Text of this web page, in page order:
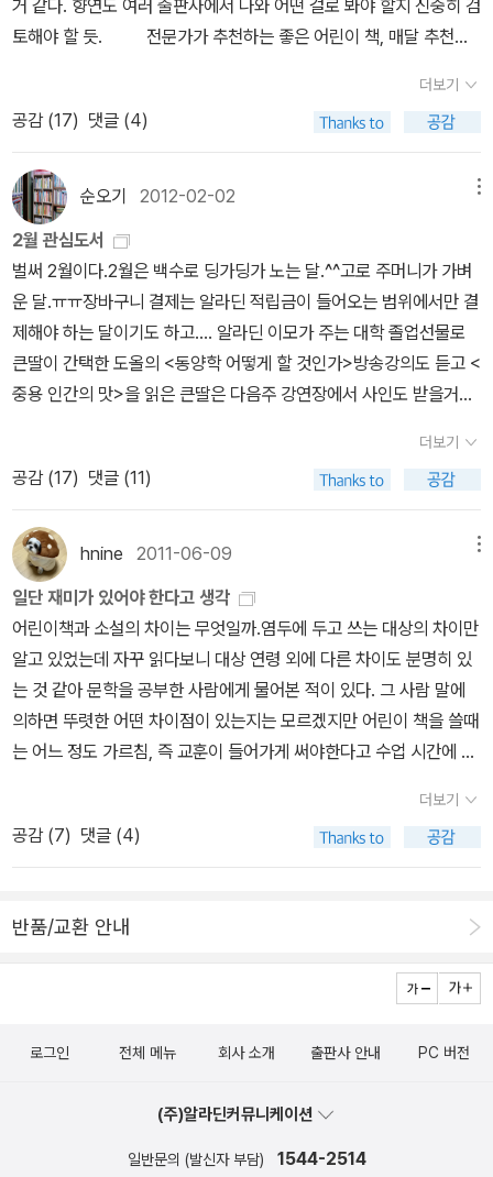
하다. 겉멋보다는 내면이 꽉 찬 사람을 만나, 같은 곳을 바라보며 서로
의 가려운 곳을 시원하게 긁어주며 살기를, 세상의 험난한 바다를 헤
거 같다. 향연도 여러 출판사에서 나와 어떤 걸로 봐야 할지 신중히 검
토해야 할 듯. 전문가가 추천하는 좋은 어린이 책, 매달 추천중
신기한 동물에게 배우는 생태계>는 꼭 살 것 같고,학교 아이들을 위
해서는 <똑똑한 어린이 어휘교과서>와 <욕쟁이 찬두>나<우리집엔
형만 있고 나는 없다> <먼클 트록> <내 동생은 렌탈 로봇> 중에서 2
~3권 쯤... 3월부터, 초등 방과후학교에 다시 출강하니까 어린
이 신간도서에 관심을 더 많이 갖게 된다.최근 아이들과 <캡슐 마녀
의 수리수리약국>을 재밌게 읽었는데, 비룡소 신간도서 안내 메일을
받고 관심이 확 쏠린다. 왜냐면 내가 수업하는 1~2반 교실에 우리 책
을 꽂아두는데, 3~4월은 '학교, 선생님, 친구, 책, 도서관' 등과 관련
된 책을 몽땅 꽂았다. 이 책도 캡슐마녀와 더불어 아이들이 좋아 할 거
라는 확신이 들었다.^^ 호기심 많고 장난기 넘치는 남자아이의 시선
으로 학교생활을 실감 나게 그려낸 「빅 네이트」 시리즈 1권 『교실은
내가 접수한다!』이 시리즈는 만화가이자 작가인 링컨 퍼스가 쓴 동화
로 “내 아이의 생활을 엿보는 기분”, “책읽기 싫어하는 아이에게 책
으며 미국에서 39주간 뉴욕타임스 베스트셀러에 오른 바 있습니다.
그리고, 내가 좋아하는 수지 모건스턴 '엠마' 시리즈에 눈이 반짝!@@
무한 신뢰하는 '사계절출판사'에서 나온 수지 모건스턴도
보이고, 보물창고, 크레용 하우스, 바람의 아이들, 문학동네어린이, 시
공주니어, 웅진~~ 등등, 수지 모건스턴 책을 내려고 출판사 간 경쟁
이 치열한가? ^^내가 읽은 건 몇 권 안되는데, 국내에 출판된 책은 무
지 많네~~~~ 어쨋든, 내가 소장한 수지 모건스턴 책
은 요거 뿐인데.... <== 요 2권은 있는 줄 알았는데 없네, 내가 착
궁무진... ^^중학생들이 읽기 좋은 수지 모건스턴도 출강하는 중학교
아이들을 위해 몇 권 찜! 토요일에 중학교는 2차시 수업하는데, 다 함
께 시작하고 끝나서 좋다.토론에 참여하거나 발표를 잘 안해서 먼저
드는 귀여운 중학생! ㅋㅋ
더보기
공감 (17) 댓글 (4)
순오기 2012-02-02
2월 관심도서
벌써 2월이다.2월은 백수로 딩가딩가 노는 달.^^고로 주머니가 가벼
운 달.ㅠㅠ장바구니 결제는 알라딘 적립금이 들어오는 범위에서만 결
제해야 하는 달이기도 하고.... 알라딘 이모가 주는 대학 졸업선물로
큰딸이 간택한 도올의 <동양학 어떻게 할 것인가>방송강의도 듣고 <
중용 인간의 맛>을 읽은 큰딸은 다음주 강연장에서 사인도 받을거란
청했다.그래도 책은 그닥 땡기지 않았는데, 우리딸은 도올을 읽고 만
나다. 예비대학생인 아들은 책선물도 '엄마 맘대로 해~'라고 답
해서 내가 골랐다.전남대생이 될 거니까, 김상봉 교수님 책을 간택했
다~ ^^김용철 변호사 강연할 때 사회보신 교수님께 우리아들이 교수
님 제자로 갈지도 모른다고 했었는데... 아들은 철학과보다는 심리학
과를 가고 싶어했는데, 성적에 맞추다 보니 정외과를 가게 됐지만,김
상봉 교수님 강의를 들을 기회는 있겠지~ ^^ 고딩막내 국어선
생님이 읽으면 좋겠다고 추천한 책 2권, 솔제니친의 '이반 데니소비
치 수용소의 하루'언제였던가, 아마도 32~3년 전 쯤?퇴근해서 집에
오니 내가 모아 두었던 신문에서 잘라낸 기사와 기타 등등 잡동사니
종이들을 몽땅 고물상에 팔아치웠다.울고불고 난리치며 그 밤에 고물
상에 가서 다시 찾아와서도 정리를 안 하고결혼할 때 그 보따리를 끌
고 왔더랬다.그런데 지금도 그대로 처박혀 있다. 그 잡동사니 기사들
되었다.ㅠㅠ 이미지도 안 뜨고 절판이라 중고에 나온 걸 캡처한 황석
의 두배가 넘는다. 도서관에 있나 확인해보고 없으면... 2월 어머니독
서회 토론도서로 선정된 <난설헌> 최문희 / 다산책방제1회 혼불문학
상 수상작이다.2007년 12월 8일 방송된 'KBS 한국사전- 난설헌
가혼'이 일반적인 시대였고, 16세기 이후는 결혼 후 신부가 바로 시댁
았던 사임당과 다르게 난설헌은 시댁생활로 재능을 가두고 살아야 할
더보기
공감 (17) 댓글 (11)
hnine 2011-06-09
일단 재미가 있어야 한다고 생각
어린이책과 소설의 차이는 무엇일까.염두에 두고 쓰는 대상의 차이만
알고 있었는데 자꾸 읽다보니 대상 연령 외에 다른 차이도 분명히 있
는 것 같아 문학을 공부한 사람에게 물어본 적이 있다. 그 사람 말에
의하면 뚜렷한 어떤 차이점이 있는지는 모르겠지만 어린이 책을 쓸때
는 어느 정도 가르침, 즉 교훈이 들어가게 써야한다고 수업 시간에 배
어린이책들을 읽다 보면 확실히 우리 나라 어린이책들은 그 가르침이
라는 것이 너무 드러난다. 재미를 앞서는 경우도 많다. 조금 읽어나가
다 보면 그만 읽어도 어떻게 끝날지, 무엇을 가르치려고 하는 것인지
라에서 인기있는 외국 작가들의 책을 보면 어른인 내가 봐도 그 결말
이 금방 눈에 보이지 않는다. 가르침도 있지만 일단 재미가 있다. 일반
화의 오류를 범하고 있는지 알겠지만 그래도 현재까지 나의 생각은
어지는 법인데 하물며 재미있자고 읽는 책에서야 말할 것도 없다. 책
고, 나는 그렇게 생각한다. 요며칠 읽은 어린이 책들에서도 그런 점이
여실히 드러났다.최 나미 <바람이 울다 잠든 숲>엄마를 병으로 여의
더보기
공감 (7) 댓글 (4)
반품/교환 안내
로그인 전체 메뉴 회사 소개 출판사 안내 PC 버전
(주)알라딘커뮤니케이션
일반문의 (발신자 부담) 1544-2514